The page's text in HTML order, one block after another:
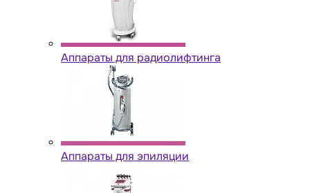
Аппараты для радиолифтинга
Аппараты для эпиляции